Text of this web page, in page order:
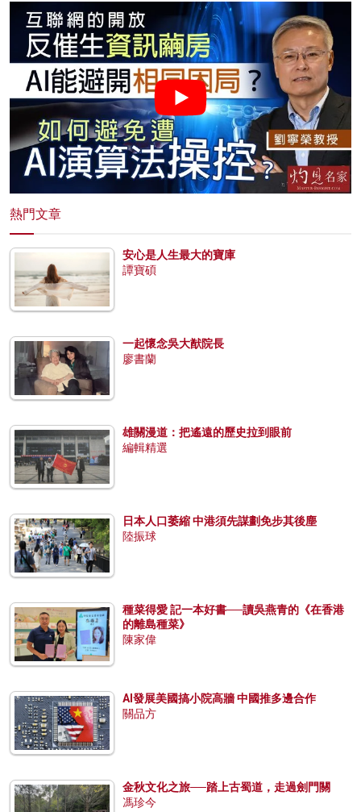
熱門文章
安心是人生最大的寶庫
譚寶碩
一起懷念吳大猷院長
廖書蘭
雄關漫道：把遙遠的歷史拉到眼前
編輯精選
日本人口萎縮 中港須先謀劃免步其後塵
陸振球
種菜得愛 記一本好書──讀吳燕青的《在香港
的離島種菜》
陳家偉
AI發展美國搞小院高牆 中國推多邊合作
關品方
金秋文化之旅──踏上古蜀道，走過劍門關
馮珍今